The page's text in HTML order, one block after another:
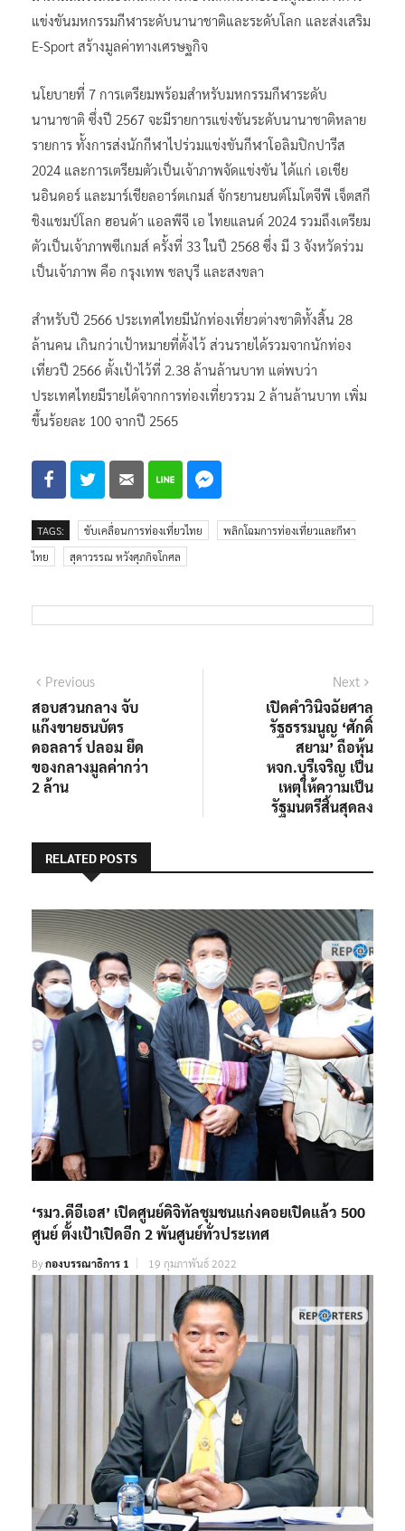
แข่งขันมหกรรมกีฬาระดับนานาชาติและระดับโลก และส่งเสริม
E-Sport สร้างมูลค่าทางเศรษฐกิจ
นโยบายที่ 7 การเตรียมพร้อมสำหรับมหกรรมกีฬาระดับ
นานาชาติ ซึ่งปี 2567 จะมีรายการแข่งขันระดับนานาชาติหลาย
รายการ ทั้งการส่งนักกีฬาไปร่วมแข่งขันกีฬาโอลิมปิกปารีส
2024 และการเตรียมตัวเป็นเจ้าภาพจัดแข่งขัน ได้แก่ เอเชีย
นอินดอร์ และมาร์เชียลอาร์ตเกมส์ จักรยานยนต์โมโตจีพี เจ็ตสกี
ชิงแชมป์โลก ฮอนด้า แอลพีจี เอ ไทยแลนด์ 2024 รวมถึงเตรียม
ตัวเป็นเจ้าภาพซีเกมส์ ครั้งที่ 33 ในปี 2568 ซึ่ง มี 3 จังหวัดร่วม
เป็นเจ้าภาพ คือ กรุงเทพ ชลบุรี และสงขลา
สำหรับปี 2566 ประเทศไทยมีนักท่องเที่ยวต่างชาติทั้งสิ้น 28
ล้านคน เกินกว่าเป้าหมายที่ตั้งไว้ ส่วนรายได้รวมจากนักท่อง
เที่ยวปี 2566 ตั้งเป้าไว้ที่ 2.38 ล้านล้านบาท แต่พบว่า
ประเทศไทยมีรายได้จากการท่องเที่ยวรวม 2 ล้านล้านบาท เพิ่ม
ขึ้นร้อยละ 100 จากปี 2565
TAGS: ขับเคลื่อนการท่องเที่ยวไทย
พลิกโฉมการท่องเที่ยวและกีฬา
ไทย
สุดาวรรณ หวังศุภกิจโกศล
แนะแนว
เรื่อง
PreviousPrevious
post:
สอบสวนกลาง จับ
แก๊งขายธนบัตร
ดอลลาร์ ปลอม ยึด
ของกลางมูลค่ากว่า
2 ล้าน
Next
เปิดคําวินิจฉัยศาล
รัฐธรรมนูญ ‘ศักดิ์
สยาม’ ถือหุ้น
หจก.บุรีเจริญ เป็น
เหตุให้ความเป็น
รัฐมนตรีสิ้นสุดลง
RELATED POSTS
‘รมว.ดีอีเอส’ เปิดศูนย์ดิจิทัลชุมชนแก่งคอยเปิดแล้ว 500
ศูนย์ ตั้งเป้าเปิดอีก 2 พันศูนย์ทั่วประเทศ
Byกองบรรณาธิการ 1 19 กุมภาพันธ์ 2022